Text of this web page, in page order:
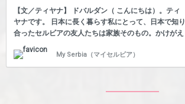
【文／ティヤナ】 ドバルダン（ こんにちは）。ティ
ヤナです。 日本に長く暮らす私にとって、日本で知り
合ったセルビアの友人たちは家族そのもの。かけがえ
のない存在です。 ドラガナもその一人。彼女は日本に
10年住んでいて、新たな人生を歩むべく、この春に地
中海のマルタでの生活を始めました。私も彼女も自然
イクリングを楽しんだりして、多くの時間を共有しま
My Serbia（マイセルビア）